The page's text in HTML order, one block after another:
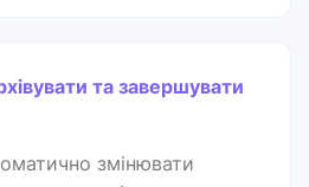
та завершувати
змінювати